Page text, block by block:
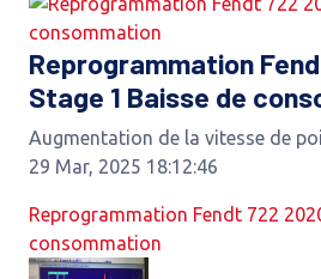
Reprogrammation
Stage 1 Baisse de
Augmentation de la vitesse de
29 Mar, 2025 18:12:46
Reprogrammation Fendt 722
consommation